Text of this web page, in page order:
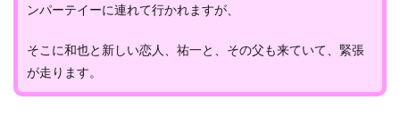
ンパーテイーに連れて行かれますが、
そこに和也と新しい恋人、祐一と、その父も来ていて、緊張
が走ります。